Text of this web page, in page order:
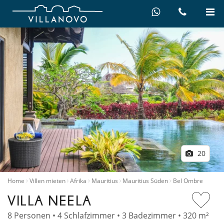
20
Home Villen mieten Afrika Mauritius Mauritius Süden Bel Ombre
VILLA NEELA
8 Personen • 4 Schlafzimmer • 3 Badezimmer • 320 m²